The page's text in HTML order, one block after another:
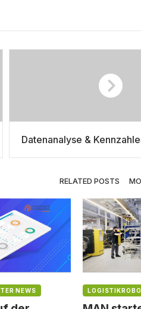
Datenanalyse &
RELATED POSTS
NEWS